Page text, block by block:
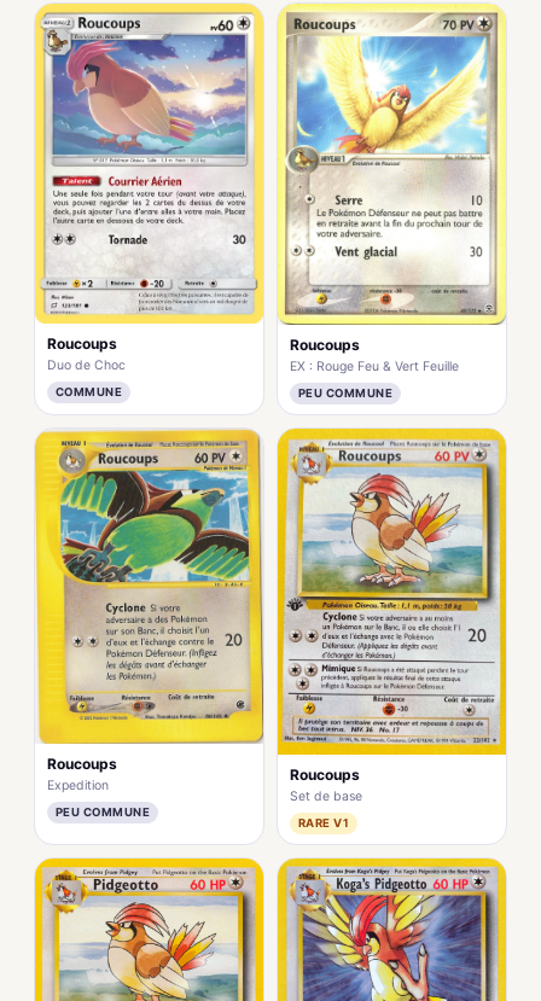
Roucoups
Duo de Choc
COMMUNE
Roucoups
EX : Rouge Feu & Vert Feuille
PEU COMMUNE
Roucoups
Expedition
PEU COMMUNE
Roucoups
Set de base
RARE V1